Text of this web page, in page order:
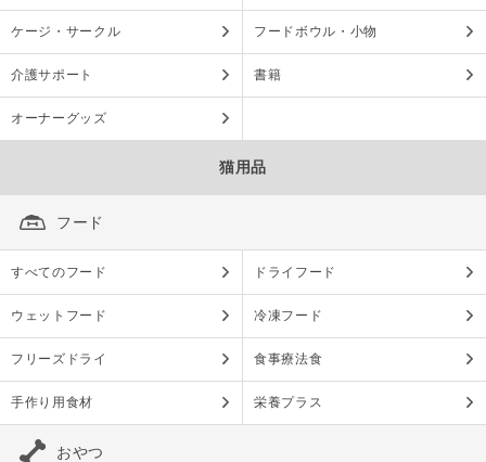
ケージ・サークル フードボウル・小物
介護サポート 書籍
オーナーグッズ
猫用品
フード
すべてのフード ドライフード
ウェットフード 冷凍フード
フリーズドライ 食事療法食
手作り用食材 栄養プラス
おやつ